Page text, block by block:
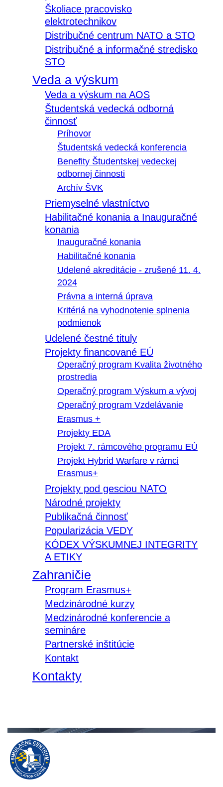
Školiace pracovisko
elektrotechnikov
Distribučné centrum NATO a STO
Distribučné a informačné stredisko
STO
Veda a výskum
Veda a výskum na AOS
Študentská vedecká odborná
činnosť
Príhovor
Študentská vedecká konferencia
Benefity Študentskej vedeckej
odbornej činnosti
Archív ŠVK
Priemyselné vlastníctvo
Habilitačné konania a Inauguračné
konania
Inauguračné konania
Habilitačné konania
Udelené akreditácie - zrušené 11. 4.
2024
Právna a interná úprava
Kritériá na vyhodnotenie splnenia
podmienok
Udelené čestné tituly
Projekty financované EÚ
Operačný program Kvalita životného
prostredia
Operačný program Výskum a vývoj
Operačný program Vzdelávanie
Erasmus +
Projekty EDA
Projekt 7. rámcového programu EÚ
Projekt Hybrid Warfare v rámci
Erasmus+
Projekty pod gesciou NATO
Národné projekty
Publikačná činnosť
Popularizácia VEDY
KÓDEX VÝSKUMNEJ INTEGRITY
A ETIKY
Zahraničie
Program Erasmus+
Medzinárodné kurzy
Medzinárodné konferencie a
semináre
Partnerské inštitúcie
Kontakt
Kontakty